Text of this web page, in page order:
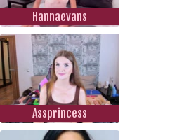
Hannaevans
Assprincess